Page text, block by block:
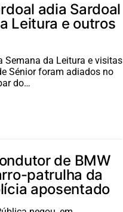
adia Sardoal
Leitura e outros
Semana da Leitura e visitas
Sénior foram adiados no
do…
de BMW
patrulha da
aposentado